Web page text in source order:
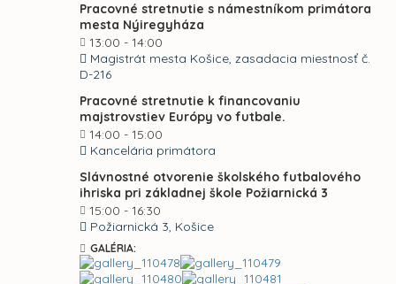
Pracovné stretnutie s námestníkom primátora
mesta Nýiregyháza
13:00 - 14:00
Magistrát mesta Košice, zasadacia miestnosť č.
D-216
Pracovné stretnutie k financovaniu
majstrovstiev Európy vo futbale.
14:00 - 15:00
Kancelária primátora
Slávnostné otvorenie školského futbalového
ihriska pri základnej škole Požiarnická 3
15:00 - 16:30
Požiarnická 3, Košice
GALÉRIA: